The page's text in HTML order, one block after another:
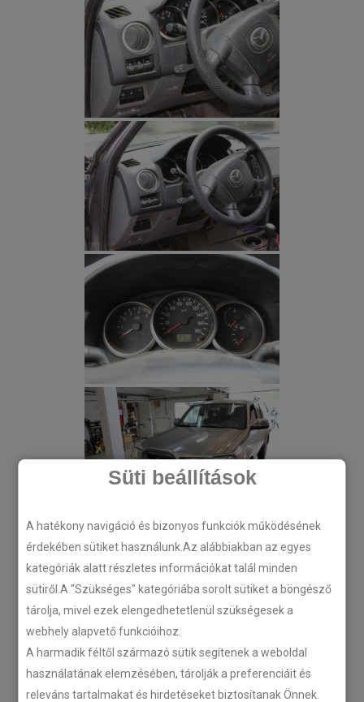
Süti beállítások
A hatékony navigáció és bizonyos funkciók működésének
érdekében sütiket használunk.Az alábbiakban az egyes
kategóriák alatt részletes információkat talál minden
sütiről.A "Szükséges" kategóriába sorolt sütiket a böngésző
tárolja, mivel ezek elengedhetetlenül szükségesek a
webhely alapvető funkcióihoz.
A harmadik féltől származó sütik segítenek a weboldal
használatának elemzésében, tárolják a preferenciáit és
releváns tartalmakat és hirdetéseket biztosítanak Önnek.